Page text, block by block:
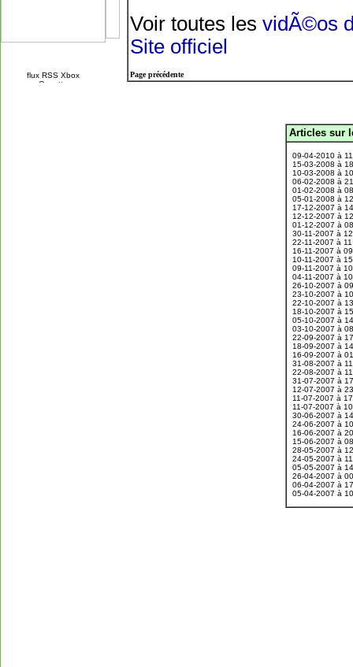
Voir toutes les vidÃ©os
Site officiel
Page précédente
Articles sur
09-04-2010 à
15-03-2008 à
10-03-2008 à
06-02-2008 à
01-02-2008 à
05-01-2008 à
17-12-2007 à
12-12-2007 à
01-12-2007 à
30-11-2007 à
22-11-2007 à
16-11-2007 à
10-11-2007 à
09-11-2007 à
04-11-2007 à
26-10-2007 à
23-10-2007 à
22-10-2007 à
18-10-2007 à
05-10-2007 à
03-10-2007 à
22-09-2007 à
18-09-2007 à
16-09-2007 à
31-08-2007 à
22-08-2007 à
31-07-2007 à
12-07-2007 à
11-07-2007 à
11-07-2007 à
30-06-2007 à
24-06-2007 à
16-06-2007 à
15-06-2007 à
28-05-2007 à
24-05-2007 à
05-05-2007 à
26-04-2007 à
06-04-2007 à
05-04-2007 à